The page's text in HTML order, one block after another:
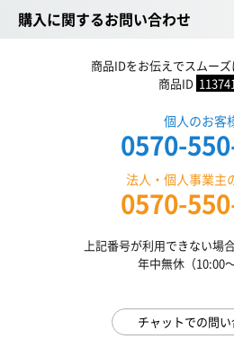
購入に関するお問い合わせ
商品IDをお伝えでスムー
商品ID
個人のお客
0570-
法人・個人事業主
0570-
上記番号が利用できない場
年中無休（10:00〜
チャットでの問